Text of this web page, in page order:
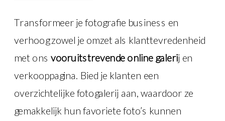
Transformeer je fotografie business en
verhoog zowel je omzet als klanttevredenheid
met ons vooruitstrevende online galerij en
verkooppagina. Bied je klanten een
overzichtelijke fotogalerij aan, waardoor ze
gemakkelijk hun favoriete foto’s kunnen